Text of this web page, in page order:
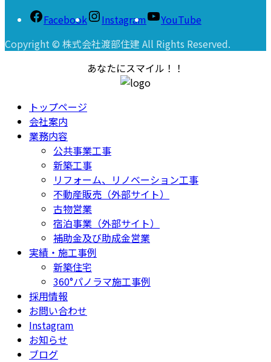
Facebook
Instagram
YouTube
Copyright © 株式会社渡部住建 All Rights Reserved.
あなたにスマイル！！
トップページ
会社案内
業務内容
公共事業工事
新築工事
リフォーム、リノベーション工事
不動産販売（外部サイト）
古物営業
宿泊事業（外部サイト）
補助金及び助成金営業
実績・施工事例
新築住宅
360°パノラマ施工事例
採用情報
お問い合わせ
Instagram
お知らせ
ブログ